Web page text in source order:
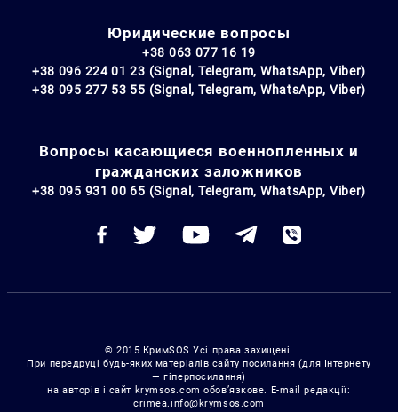
Юридические вопросы
+38 063 077 16 19
+38 096 224 01 23 (Signal, Telegram, WhatsApp, Viber)
+38 095 277 53 55 (Signal, Telegram, WhatsApp, Viber)
Вопросы касающиеся военнопленных и
гражданских заложников
+38 095 931 00 65 (Signal, Telegram, WhatsApp, Viber)
© 2015 КримSOS Усі права захищені.
При передруці будь-яких матеріалів сайту посилання (для Інтернету
— гіперпосилання)
на авторів і сайт krymsos.com обов’язкове. E-mail редакції:
crimea.info@krymsos.com